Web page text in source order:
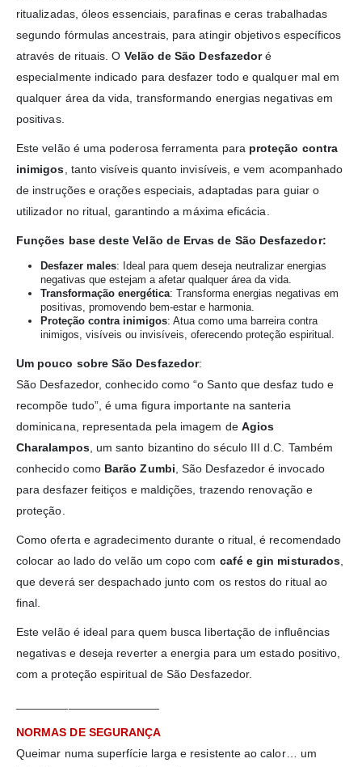
ritualizadas, óleos essenciais, parafinas e ceras trabalhadas
segundo fórmulas ancestrais, para atingir objetivos específicos
através de rituais. O Velão de São Desfazedoré
especialmente indicado para desfazer todo e qualquer mal em
qualquer área da vida, transformando energias negativas em
positivas.
Este velão é uma poderosa ferramenta para proteção contra
inimigos , tanto visíveis quanto invisíveis, e vem acompanhado
de instruções e orações especiais, adaptadas para guiar o
utilizador no ritual, garantindo a máxima eficácia.
Funções base deste Velão de Ervas de São Desfazedor:
Desfazer males: Ideal para quem deseja neutralizar energias
negativas que estejam a afetar qualquer área da vida.
Transformação energética: Transforma energias negativas em
positivas, promovendo bem-estar e harmonia.
Proteção contra inimigos: Atua como uma barreira contra
inimigos, visíveis ou invisíveis, oferecendo proteção espiritual.
Um pouco sobre São Desfazedor:
São Desfazedor, conhecido como “o Santo que desfaz tudo e
recompõe tudo”, é uma figura importante na santeria
dominicana, representada pela imagem de Agios
Charalampos, um santo bizantino do século III d.C. Também
conhecido como Barão Zumbi, São Desfazedor é invocado
para desfazer feitiços e maldições, trazendo renovação e
proteção.
Como oferta e agradecimento durante o ritual, é recomendado
colocar ao lado do velão um copo com café e gin misturados,
que deverá ser despachado junto com os restos do ritual ao
final.
Este velão é ideal para quem busca libertação de influências
negativas e deseja reverter a energia para um estado positivo,
com a proteção espiritual de São Desfazedor.
NORMAS DE SEGURANÇA
Queimar numa superfície larga e resistente ao calor… um